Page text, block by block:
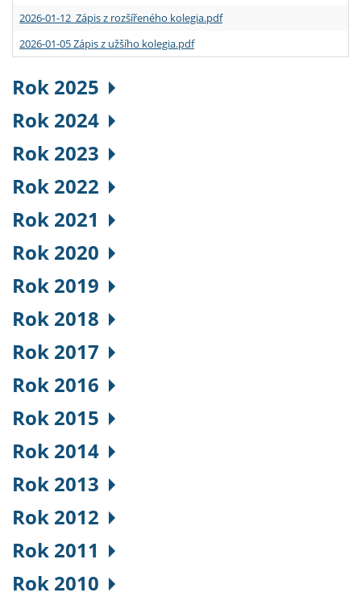
2026-01-12 Zápis z rozšířeného kolegia.pdf
2026-01-05 Zápis z užšího kolegia.pdf
Rok 2025
Rok 2024
Rok 2023
Rok 2022
Rok 2021
Rok 2020
Rok 2019
Rok 2018
Rok 2017
Rok 2016
Rok 2015
Rok 2014
Rok 2013
Rok 2012
Rok 2011
Rok 2010